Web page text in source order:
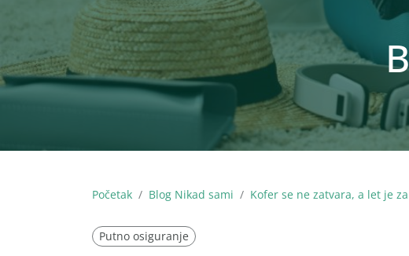
Početak Blog Nikad sami Kofer se ne zatvara, a let je
Putno osiguranje